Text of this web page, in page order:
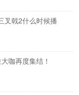
叉戟2什么时候播
咖再度集结！